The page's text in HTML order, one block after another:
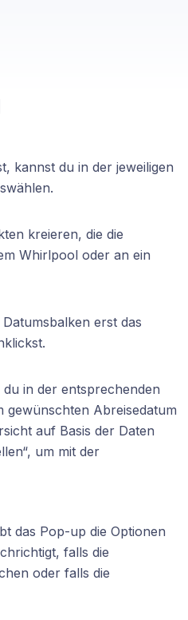
kannst du in der jeweiligen
kreieren, die die
Whirlpool oder an ein
erst das
in der entsprechenden
gewünschten Abreisedatum
auf Basis der Daten
um mit der
das Pop-up die Optionen
falls die
oder falls die